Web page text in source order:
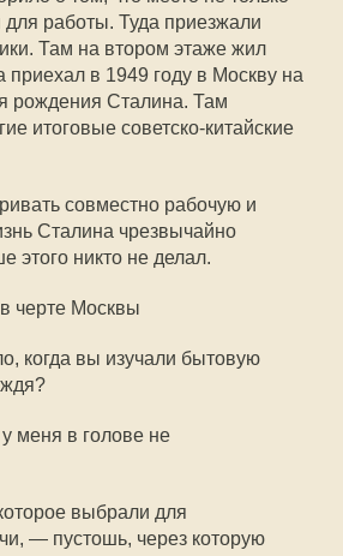
работы. Туда приезжали
Там на втором этаже жил
приехал в 1949 году в Москву на
рождения Сталина. Там
итоговые советско-китайские
совместно рабочую и
Сталина чрезвычайно
этого никто не делал.
черте Москвы
когда вы изучали бытовую
меня в голове не
выбрали для
— пустошь, через которую